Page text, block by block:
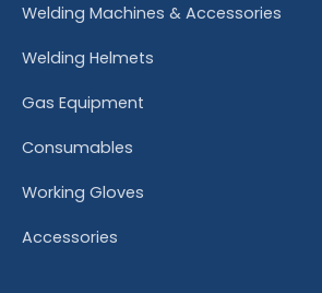
Welding Machines & Accessories
Welding Helmets
Gas Equipment
Consumables
Working Gloves
Accessories